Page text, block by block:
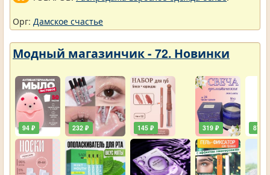
Орг: Дамское счастье
Модный магазинчик - 72. Новинки
94 ₽ 232 ₽ 145 ₽ 319 ₽ 87 ₽